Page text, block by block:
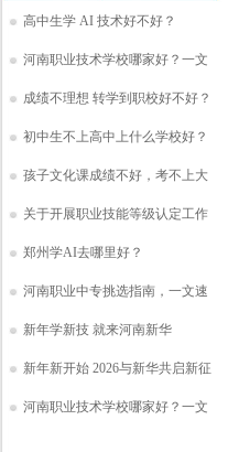
高中生学 AI 技术好不好？
河南职业技术学校哪家好？一文
成绩不理想 转学到职校好不好？
初中生不上高中上什么学校好？
孩子文化课成绩不好，考不上大
关于开展职业技能等级认定工作
郑州学AI去哪里好？
河南职业中专挑选指南，一文速
新年学新技 就来河南新华
新年新开始 2026与新华共启新征
河南职业技术学校哪家好？一文